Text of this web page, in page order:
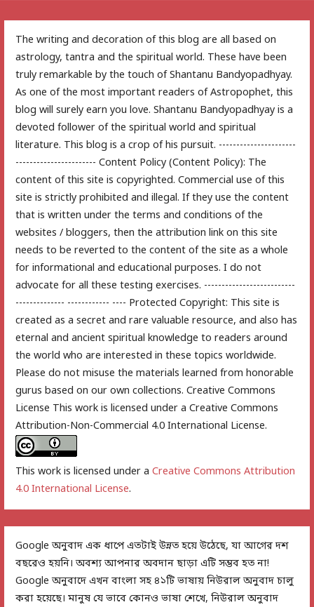
The writing and decoration of this blog are all based on
astrology, tantra and the spiritual world. These have been
truly remarkable by the touch of Shantanu Bandyopadhyay.
As one of the most important readers of Astropophet, this
blog will surely earn you love. Shantanu Bandyopadhyay is a
devoted follower of the spiritual world and spiritual
literature. This blog is a crop of his pursuit. ----------------------
----------------------- Content Policy (Content Policy): The
content of this site is copyrighted. Commercial use of this
site is strictly prohibited and illegal. If they use the content
that is written under the terms and conditions of the
websites / bloggers, then the attribution link on this site
needs to be reverted to the content of the site as a whole
for informational and educational purposes. I do not
advocate for all these testing exercises. --------------------------
-------------- ------------ ---- Protected Copyright: This site is
created as a secret and rare valuable resource, and also has
eternal and ancient spiritual knowledge to readers around
the world who are interested in these topics worldwide.
Please do not misuse the materials learned from honorable
gurus based on our own collections. Creative Commons
License This work is licensed under a Creative Commons
Attribution-Non-Commercial 4.0 International License.
This work is licensed under aCreative Commons Attribution
4.0 International License.
Google অনুবাদ এক ধাপে এতটাই উন্নত হয়ে উঠেছে, যা আগের দশ
বছরেও হয়নি। অবশ্য আপনার অবদান ছাড়া এটি সম্ভব হত না!
Google অনুবাদে এখন বাংলা সহ ৪১টি ভাষায় নিউরাল অনুবাদ চালু
করা হয়েছে। মানুষ যে ভাবে কোনও ভাষা শেখে, নিউরাল অনুবাদ